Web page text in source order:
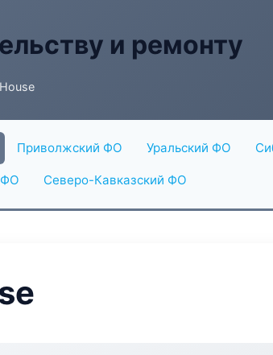
и ремонту
Приволжский ФО Уральский ФО
Северо-Кавказский ФО